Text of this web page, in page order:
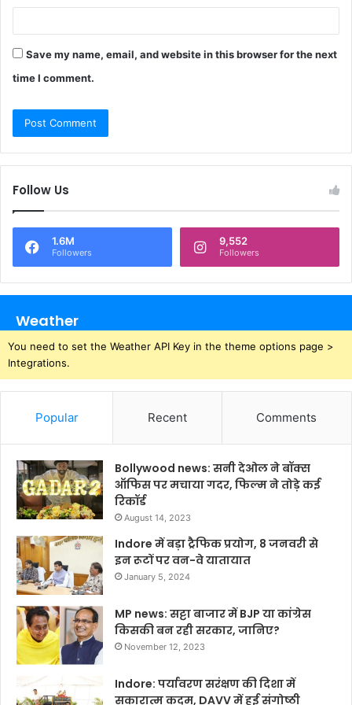
Save my name, email, and website in this browser for the next
time I comment.
Follow Us
1.6M
Followers
9,552
Followers
Weather
You need to set the Weather API Key in the theme options page >
Integrations.
Popular Recent Comments
Bollywood news: सनी देओल ने बॉक्स
ऑफिस पर मचाया गदर, फिल्म ने तोड़े कई
रिकॉर्ड
August 14, 2023
Indore में बड़ा ट्रैफिक प्रयोग, 8 जनवरी से
इन रूटों पर वन-वे यातायात
January 5, 2024
MP news: सट्टा बाजार में BJP या कांग्रेस
किसकी बन रही सरकार, जानिए?
November 12, 2023
Indore: पर्यावरण सरंक्षण की दिशा में
सकारात्म कदम, DAVV में हुई संगोष्ठी